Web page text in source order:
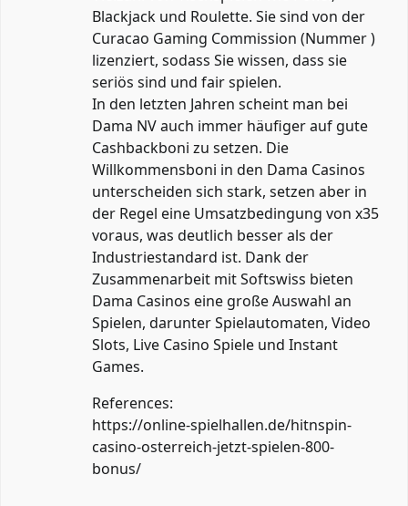
Blackjack und Roulette. Sie sind von der
Curacao Gaming Commission (Nummer )
lizenziert, sodass Sie wissen, dass sie
seriös sind und fair spielen.
In den letzten Jahren scheint man bei
Dama NV auch immer häufiger auf gute
Cashbackboni zu setzen. Die
Willkommensboni in den Dama Casinos
unterscheiden sich stark, setzen aber in
der Regel eine Umsatzbedingung von x35
voraus, was deutlich besser als der
Industriestandard ist. Dank der
Zusammenarbeit mit Softswiss bieten
Dama Casinos eine große Auswahl an
Spielen, darunter Spielautomaten, Video
Slots, Live Casino Spiele und Instant
Games.
References:
https://online-spielhallen.de/hitnspin-
casino-osterreich-jetzt-spielen-800-
bonus/